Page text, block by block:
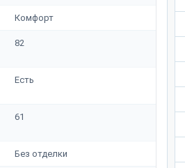
Комфорт
82
Есть
61
Без отделки